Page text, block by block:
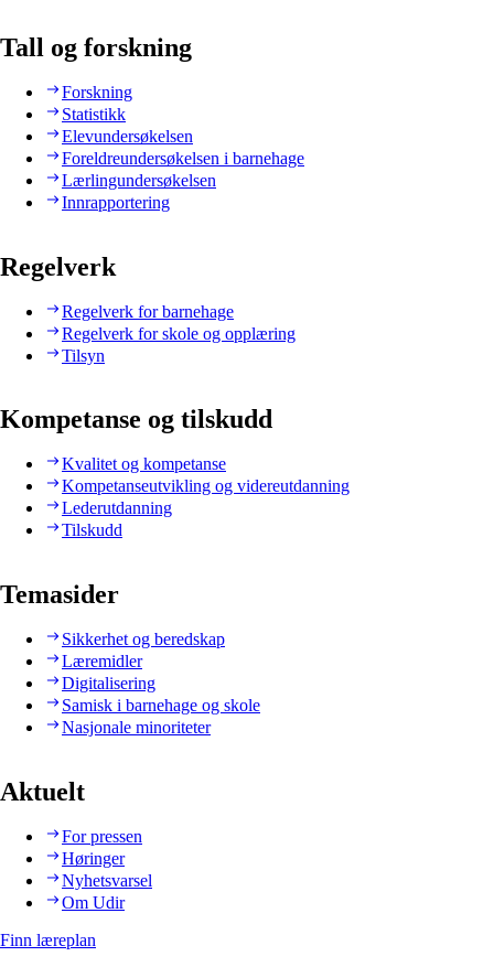
Tall og forskning
Forskning
Statistikk
Elevundersøkelsen
Foreldreundersøkelsen i barnehage
Lærlingundersøkelsen
Innrapportering
Regelverk
Regelverk for barnehage
Regelverk for skole og opplæring
Tilsyn
Kompetanse og tilskudd
Kvalitet og kompetanse
Kompetanseutvikling og videreutdanning
Lederutdanning
Tilskudd
Temasider
Sikkerhet og beredskap
Læremidler
Digitalisering
Samisk i barnehage og skole
Nasjonale minoriteter
Aktuelt
For pressen
Høringer
Nyhetsvarsel
Om Udir
Finn læreplan